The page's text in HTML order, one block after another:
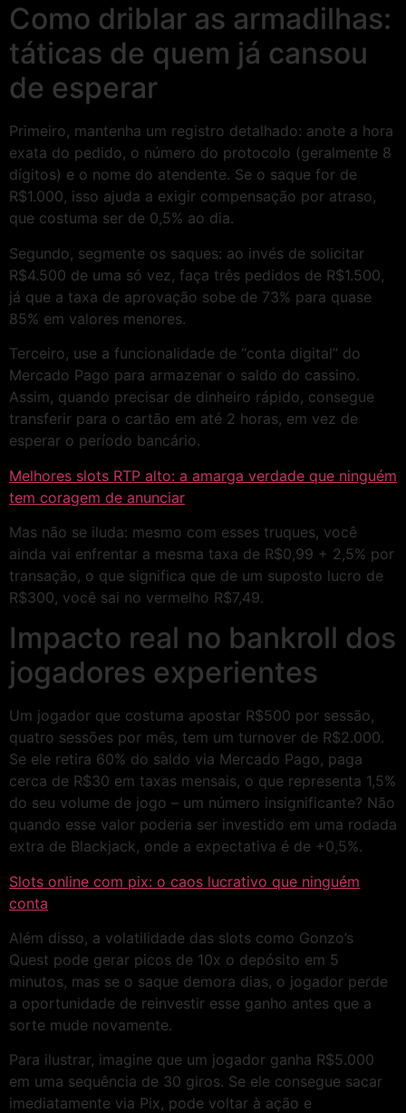
Como driblar as armadilhas:
táticas de quem já cansou
de esperar
Primeiro, mantenha um registro detalhado: anote a hora
exata do pedido, o número do protocolo (geralmente 8
dígitos) e o nome do atendente. Se o saque for de
R$1.000, isso ajuda a exigir compensação por atraso,
que costuma ser de 0,5% ao dia.
Segundo, segmente os saques: ao invés de solicitar
R$4.500 de uma só vez, faça três pedidos de R$1.500,
já que a taxa de aprovação sobe de 73% para quase
85% em valores menores.
Terceiro, use a funcionalidade de “conta digital” do
Mercado Pago para armazenar o saldo do cassino.
Assim, quando precisar de dinheiro rápido, consegue
transferir para o cartão em até 2 horas, em vez de
esperar o período bancário.
Melhores slots RTP alto: a amarga verdade que ninguém
tem coragem de anunciar
Mas não se iluda: mesmo com esses truques, você
ainda vai enfrentar a mesma taxa de R$0,99 + 2,5% por
transação, o que significa que de um suposto lucro de
R$300, você sai no vermelho R$7,49.
Impacto real no bankroll dos
jogadores experientes
Um jogador que costuma apostar R$500 por sessão,
quatro sessões por mês, tem um turnover de R$2.000.
Se ele retira 60% do saldo via Mercado Pago, paga
cerca de R$30 em taxas mensais, o que representa 1,5%
do seu volume de jogo – um número insignificante? Não
quando esse valor poderia ser investido em uma rodada
extra de Blackjack, onde a expectativa é de +0,5%.
Slots online com pix: o caos lucrativo que ninguém
conta
Além disso, a volatilidade das slots como Gonzo’s
Quest pode gerar picos de 10x o depósito em 5
minutos, mas se o saque demora dias, o jogador perde
a oportunidade de reinvestir esse ganho antes que a
sorte mude novamente.
Para ilustrar, imagine que um jogador ganha R$5.000
em uma sequência de 30 giros. Se ele consegue sacar
imediatamente via Pix, pode voltar à ação e